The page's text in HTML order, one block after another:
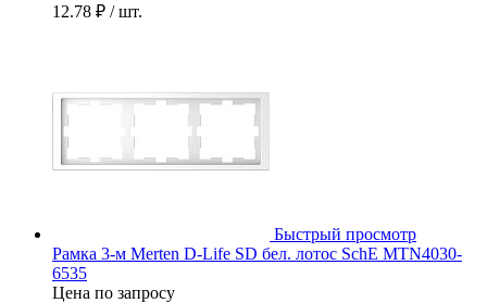
12.78 ₽ / шт.
Быстрый просмотр
Рамка 3-м Merten D-Life SD бел. лотос SchE MTN4030-
6535
Цена по запросу